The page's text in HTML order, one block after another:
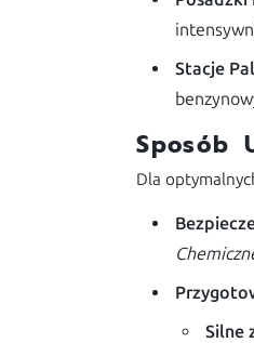
Stacje
Sposób
Dla
Silne